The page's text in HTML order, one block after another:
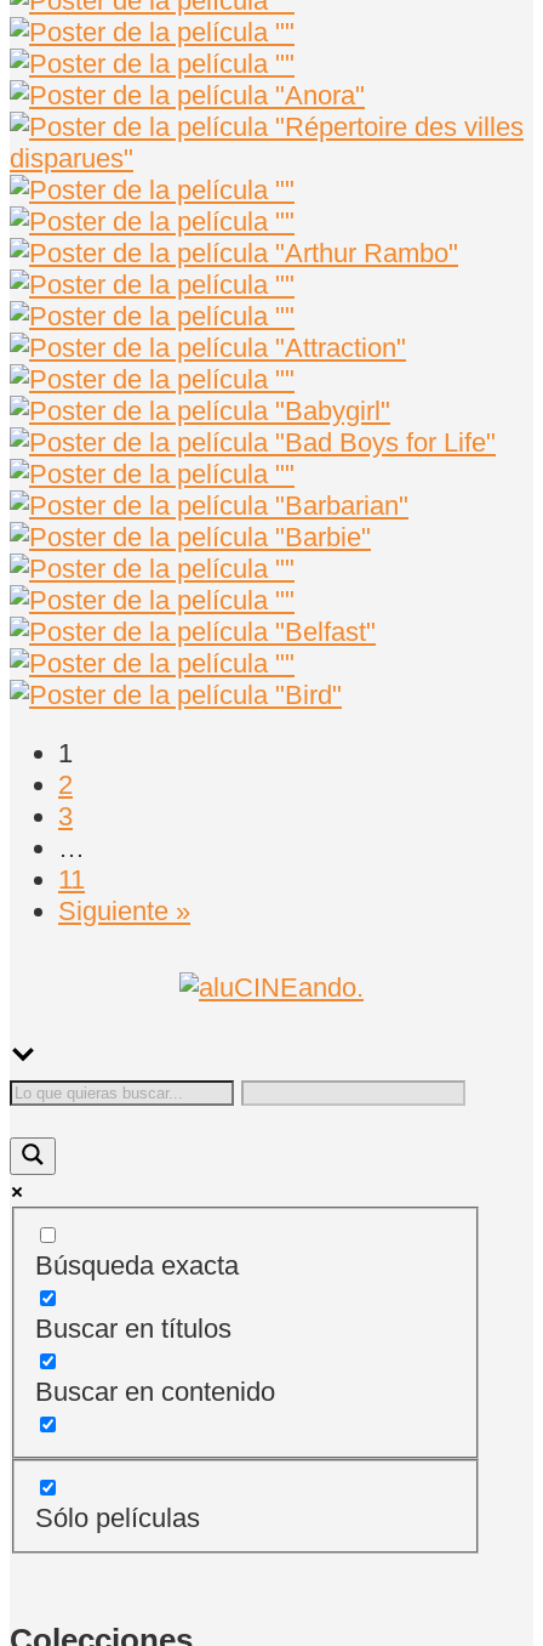
1
2
3
…
11
Siguiente »
Búsqueda exacta
Buscar en títulos
Buscar en contenido
Sólo películas